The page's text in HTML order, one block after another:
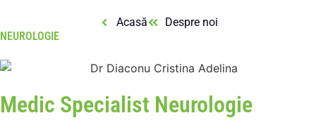
Acasă
Despre noi
NEUROLOGIE
Medic Specialist Neurologie